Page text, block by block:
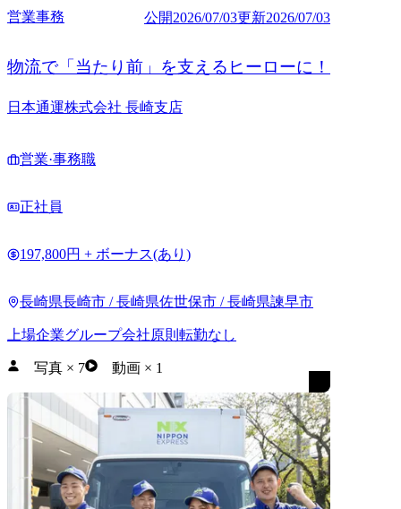
営業事務 公開2026/07/03更新2026/07/03
物流で「当たり前」を支えるヒーローに！
日本通運株式会社 長崎支店
営業·事務職
正社員
197,800円 + ボーナス(あり)
長崎県長崎市 / 長崎県佐世保市 / 長崎県諫早市
上場企業グループ会社原則転勤なし
写真 × 7 動画 × 1